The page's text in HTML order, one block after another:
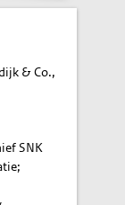
& Co.,
SNK